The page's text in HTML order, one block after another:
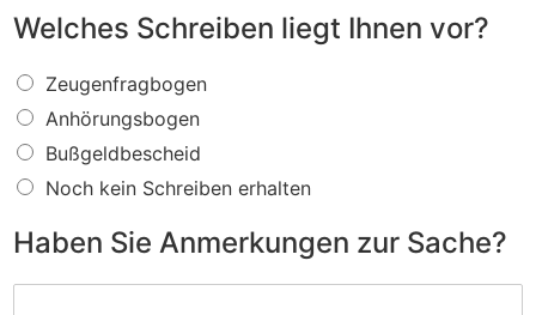
i
V
e
r
s
t
o
ß
w
Welches Schreiben liegt Ihnen vor?
W
e
c
h
e
S
Zeugenfragbogen
Anhörungsbogen
Bußgeldbescheid
Noch kein Schreiben erhalten
Haben Sie Anmerkungen zur Sache?